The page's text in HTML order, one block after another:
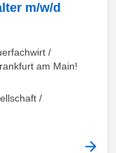
m/w/d
/
am Main!
/